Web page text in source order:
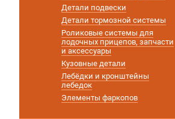
Детали подвески
Детали тормозной системы
Роликовые системы для
лодочных прицепов, запчасти
и аксессуары
Кузовные детали
Лебёдки и кронштейны
лебедок
Элементы фаркопов